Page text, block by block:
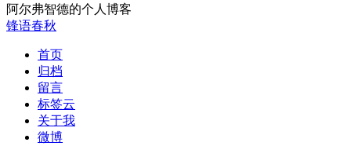
阿尔弗智德的个人博客
锋语春秋
首页
归档
留言
标签云
关于我
微博